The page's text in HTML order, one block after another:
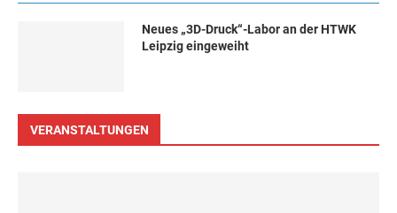
Neues „3D-Druck“-Labor an der HTWK
Leipzig eingeweiht
VERANSTALTUNGEN